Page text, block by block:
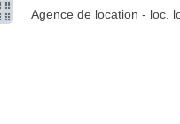
Agence de location - loc.